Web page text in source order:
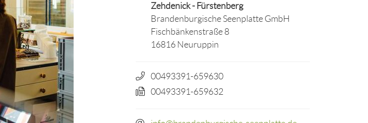
Zehdenick - Fürstenberg
Brandenburgische Seenplatte GmbH
Fischbänkenstraße 8
16816 Neuruppin
00493391-659630
00493391-659632